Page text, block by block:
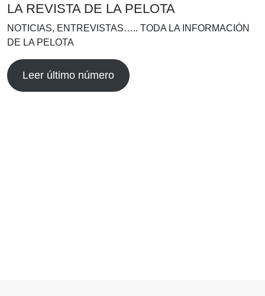
LA REVISTA DE LA PELOTA
NOTICIAS, ENTREVISTAS….. TODA LA INFORMACIÓN
DE LA PELOTA
Leer último número